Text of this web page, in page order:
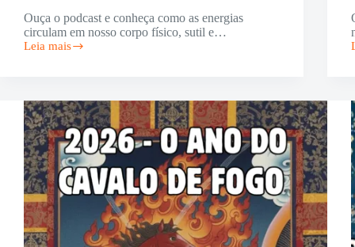
Ouça o podcast e conheça como as energias
circulam em nosso corpo físico, sutil e…
Leia mais
A
do
Vento
ou
Lung
de
acordo
com
a
Medicina
Tibetana.